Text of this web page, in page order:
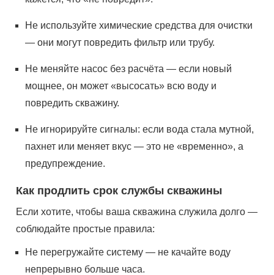
Не используйте химические средства для очистки
— они могут повредить фильтр или трубу.
Не меняйте насос без расчёта — если новый
мощнее, он может «высосать» всю воду и
повредить скважину.
Не игнорируйте сигналы: если вода стала мутной,
пахнет или меняет вкус — это не «временно», а
предупреждение.
Как продлить срок службы скважины
Если хотите, чтобы ваша скважина служила долго —
соблюдайте простые правила:
Не перегружайте систему — не качайте воду
непрерывно больше часа.